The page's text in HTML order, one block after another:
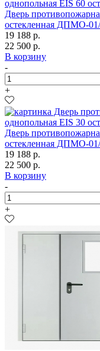
Дверь
остекленная ДПМО-
19 188 р.
22 500 р.
В корзину
-
+
Дверь
остекленная ДПМО-
19 188 р.
22 500 р.
В корзину
-
+